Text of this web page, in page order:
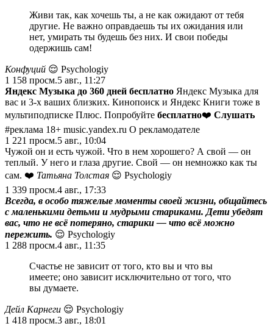
Живи так, как хочешь ты, а не как ожидают от тебя
другие. Не важно оправдаешь ты их ожидания или
нет, умирать ты будешь без них. И свои победы
одержишь сам!
Конфуций 😌 Psychologiy
1 158 просм.5 авг., 11:27
Яндекс Музыка до 360 дней бесплатно Яндекс Музыка для
вас и 3-х ваших близких. Кинопоиск и Яндекс Книги тоже в
мультиподписке Плюс. Попробуйте бесплатно❤️ Слушать
#реклама 18+ music.yandex.ru О рекламодателе
1 221 просм.5 авг., 10:04
Чужой он и есть чужой. Что в нем хорошего? А свой — он
теплый. У него и глаза другие. Свой — он немножко как ты
сам. ❤️ Татьяна Толстая 😌 Psychologiy
1 339 просм.4 авг., 17:33
Всегда, в особо тяжелые моменты своей жизни, общайтесь
с маленькими детьми и мудрыми стариками. Дети убедят
вас, что не всё потеряно, старики — что всё можно
пережить. 😌 Psychologiy
1 288 просм.4 авг., 11:35
Счастье не зависит от того, кто вы и что вы
имеете; оно зависит исключительно от того, что
вы думаете.
Дейл Карнеги 😌 Psychologiy
1 418 просм.3 авг., 18:01